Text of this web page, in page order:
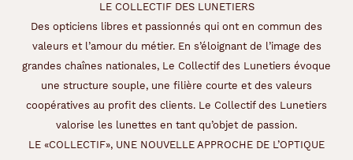
LE COLLECTIF DES LUNETIERS
Des opticiens libres et passionnés qui ont en commun des
valeurs et l’amour du métier. En s’éloignant de l’image des
grandes chaînes nationales, Le Collectif des Lunetiers évoque
une structure souple, une filière courte et des valeurs
coopératives au profit des clients. Le Collectif des Lunetiers
valorise les lunettes en tant qu’objet de passion.
LE «COLLECTIF», UNE NOUVELLE APPROCHE DE L’OPTIQUE